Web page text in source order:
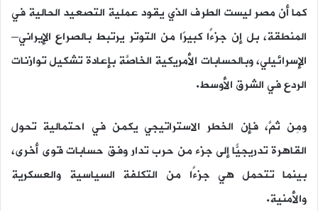
كما أن مصر ليست الطرف الذي يقود عملية التصعيد الحالية في
المنطقة، بل إن جزءًا كبيرًا من التوتر يرتبط بالصراع الإيراني–
الإسرائيلي، وبالحسابات الأمريكية الخاصَّة بإعادة تشكيل توازنات
الردع في الشرق الأوسط.
ومِن ثمَّ، فإن الخطر الاستراتيجي يكمن في احتمالية تحول
القاهرة تدريجيًّا إلى جزء من حرب تدار وفق حسابات قوى أخرى،
بينما تتحمل هي جزءًا من التكلفة السياسية والعسكرية
والأمنية.